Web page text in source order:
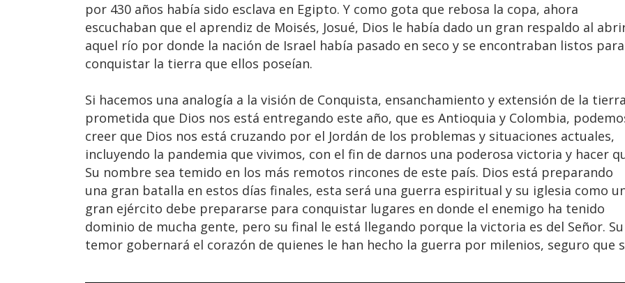
por 430 años había sido esclava en Egipto. Y como gota que rebosa la copa, ahora
escuchaban que el aprendiz de Moisés, Josué, Dios le había dado un gran respaldo al
aquel río por donde la nación de Israel había pasado en seco y se encontraban listos para
conquistar la tierra que ellos poseían.
Si hacemos una analogía a la visión de Conquista, ensanchamiento y extensión de la
prometida que Dios nos está entregando este año, que es Antioquia y Colombia,
creer que Dios nos está cruzando por el Jordán de los problemas y situaciones actuales,
incluyendo la pandemia que vivimos, con el fin de darnos una poderosa victoria y hacer
Su nombre sea temido en los más remotos rincones de este país. Dios está preparando
una gran batalla en estos días finales, esta será una guerra espiritual y su iglesia como
gran ejército debe prepararse para conquistar lugares en donde el enemigo ha tenido
dominio de mucha gente, pero su final le está llegando porque la victoria es del Señor. Su
temor gobernará el corazón de quienes le han hecho la guerra por milenios, seguro que